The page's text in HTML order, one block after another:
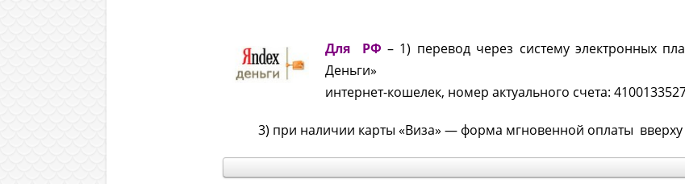
Для РФ – 1) перевод через систему электронных
Деньги»
интернет-кошелек, номер актуального счета:
3) при наличии карты «Виза» — форма мгновенной оплаты вверху